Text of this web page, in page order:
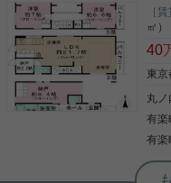
文
「
り、
でも
ので
ーゼ
とが
エリ
部
写真(9)
戸建てを
分、
階には
上と広々☆ 電子ピアノ
に配
せ！ ★お電話でのご相談もお気軽にどうぞ★ 実用春
日ホ
写真(9)
［
㎡）
40
東京
丸ノ
有楽
有楽
根津駅前センター（実用根